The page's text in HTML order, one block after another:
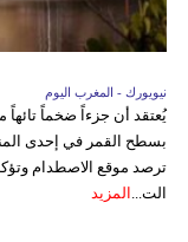
نيويورك - المغرب اليوم
بسطح القمر في إحدى
ترصد موقع الاصطدام
الت... المزيد